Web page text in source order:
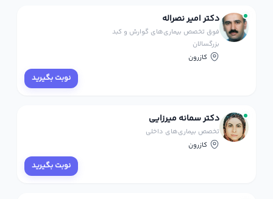
دکتر امیر نصراله
فوق تخصص بیماری‌های گوارش و کبد
بزرگسالان
کازرون
نوبت بگیرید
دکتر سمانه میرزایی
تخصص بیماری‌های داخلی
کازرون
نوبت بگیرید